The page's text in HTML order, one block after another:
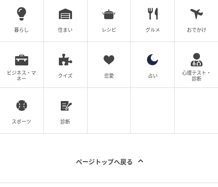
BikeJIN WEB
1980年製のハーレーFXSローライダーを新車で購入。
その後、約34万8000㎞でエンジンを一度オーバーホー
ル。その時交換したメーターもすでに一回転。メータ
ー部の電圧計などはもちろん久本さんのも自作。ちな
みにサイドバックとして取り付けているのはお孫さん
暮らし 住まい レシピ グルメ おでかけ
ビジネス・マ
ネー
クイズ 恋愛 占い
心理テスト・
診断
スポーツ 診断
ページトップへ戻る